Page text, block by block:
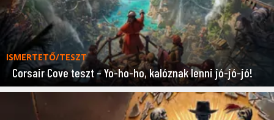
ISMERTETŐ/TESZT
Corsair Cove teszt – Yo-ho-ho, kalóznak lenni jó-jó-jó!